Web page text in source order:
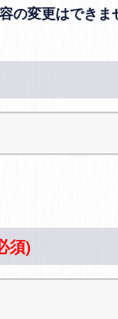
の変更はできま
須)